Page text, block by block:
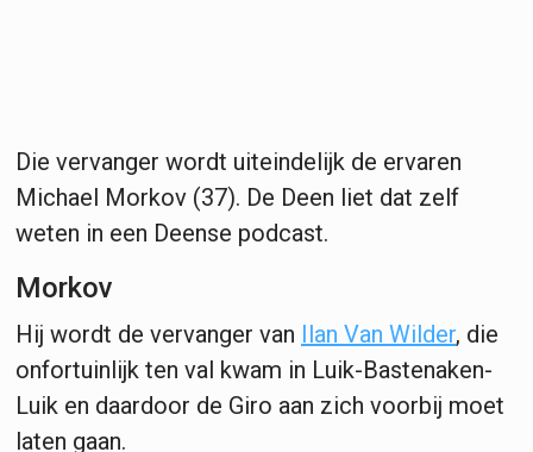
Die vervanger wordt uiteindelijk de ervaren
Michael Morkov (37). De Deen liet dat zelf
weten in een Deense podcast.
Morkov
Hij wordt de vervanger van Ilan Van Wilder, die
onfortuinlijk ten val kwam in Luik-Bastenaken-
Luik en daardoor de Giro aan zich voorbij moet
laten gaan.